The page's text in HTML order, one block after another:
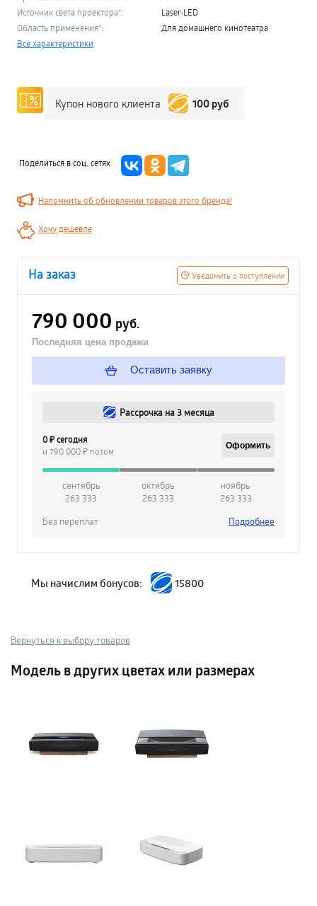
Источник света проектора*:
Laser-LED
Область применения*:
Для домашнего кинотеатра
Все характеристики
Купон нового клиента 100 руб
Поделиться в соц. сетях
Напомнить об обновлении товаров этого бренда!
Хочу дешевле
Уведомить о поступлении
На заказ
790 000 руб.
Последняя цена продажи
Оставить заявку
Рассрочка на 3 месяца
0 ₽ сегодня
и 790 000 ₽ потом
Оформить
сентябрь
263 333
октябрь
263 333
ноябрь
263 333
Без переплат
Подробнее
Мы начислим бонусов: 15800
Вернуться к выбору товаров
Модель в других цветах или размерах